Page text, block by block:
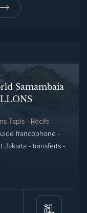
Samambaia
Tapis - Récifs
francophone -
Jakarta - transferts -